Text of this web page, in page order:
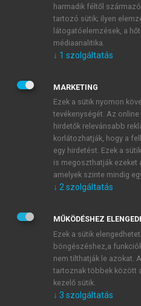
JELSZÓ
JELSZÓ ÚJRA
Kérek értesítést a MeRSZ
Kérek értesítést az
Adatkezelési
veszem és elfogadom.
Általános vásárlási
mersz.huoldalak
tudomásul veszem és
harmadik féltől
tartozó sütik; ilyen
látogatóelemzések, a
médiaanalitika.
↓ 1 szolgáltatás
MARKETING
Ezek a sütik nyomon
tevékenységét. Az
hirdetők relevánsabb
korlátozhatják, hogy a
egy hirdetést. Ezek a
is megoszthatják ezeket
amelyek szinte mindig
↓ 2 szolgáltatás
MŰKÖDÉSHEZ
Ezek a sütik
böngészéshez,a
nem tilthatják le azokat.
tartoznak többek között
kezelő sütik.
↓ 3 szolgáltatás